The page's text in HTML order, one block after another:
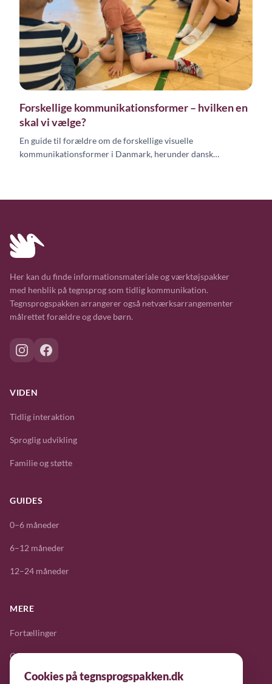
Forskellige kommunikationsformer – hvilken en
skal vi vælge?
En guide til forældre om de forskellige visuelle
kommunikationsformer i Danmark, herunder dansk
Her kan du finde informationsmateriale og værktøjspakker
med henblik på tegnsprog som tidlig kommunikation.
Tegnsprogspakken arrangerer også netværksarrangementer
målrettet forældre og døve børn.
VIDEN
Tidlig interaktion
Sproglig udvikling
Familie og støtte
GUIDES
0–6 måneder
6–12 måneder
12–24 måneder
MERE
Fortællinger
Om projektet
Kontakt
Cookies på tegnsprogspakken.dk